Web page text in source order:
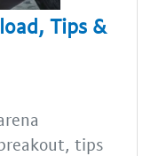
Tips &
tips